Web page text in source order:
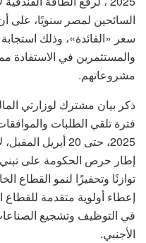
السائحين لمصر سنويًا، على
سعر «الفائدة»، وذلك
والمستثمرين في الاستفادة
مشروعاتهم.
ذكر بيان مشترك لوزارتي
2025، حتى 20
إطار حرص الحكومة على تبني
توازنًا وتحفيزًا لنمو القطاع
إعطاء أولوية متقدمة
في التوظيف وتشجيع الصناعات
الأجنبي.